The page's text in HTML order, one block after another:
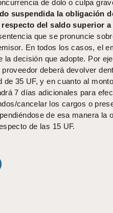
de dolo o culpa
suspendida la obligación
del saldo superior a
que se pronuncie
En todos los casos, el
la decisión que adopte. Por
deberá devolver
de 35 UF, y en cuanto al
7 días adicionales para
cancelar los cargos o
de esa manera la
de las 15 UF.